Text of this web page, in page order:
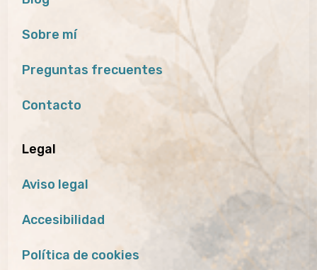
Sobre mí
Preguntas frecuentes
Contacto
Legal
Aviso legal
Accesibilidad
Política de cookies